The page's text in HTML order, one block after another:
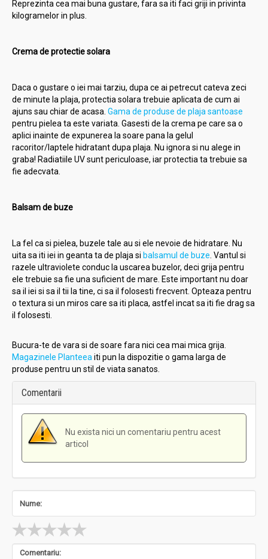
Reprezinta cea mai buna gustare, fara sa iti faci griji in privinta
kilogramelor in plus.
Crema de protectie solara
Daca o gustare o iei mai tarziu, dupa ce ai petrecut cateva zeci
de minute la plaja, protectia solara trebuie aplicata de cum ai
ajuns sau chiar de acasa. Gama de produse de plaja santoase
pentru pielea ta este variata. Gasesti de la crema pe care sa o
aplici inainte de expunerea la soare pana la gelul
racoritor/laptele hidratant dupa plaja. Nu ignora si nu alege in
graba! Radiatiile UV sunt periculoase, iar protectia ta trebuie sa
fie adecvata.
Balsam de buze
La fel ca si pielea, buzele tale au si ele nevoie de hidratare. Nu
uita sa iti iei in geanta ta de plaja si balsamul de buze. Vantul si
razele ultraviolete conduc la uscarea buzelor, deci grija pentru
ele trebuie sa fie una suficient de mare. Este important nu doar
sa il iei si sa il tii la tine, ci sa il folosesti frecvent. Opteaza pentru
o textura si un miros care sa iti placa, astfel incat sa iti fie drag sa
il folosesti.
Bucura-te de vara si de soare fara nici cea mai mica grija.
Magazinele Planteeaiti pun la dispozitie o gama larga de
produse pentru un stil de viata sanatos.
Comentarii
Nu exista nici un comentariu pentru acest
articol